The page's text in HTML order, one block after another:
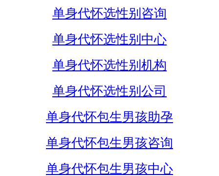
单身代怀选性别咨询
单身代怀选性别中心
单身代怀选性别机构
单身代怀选性别公司
单身代怀包生男孩助孕
单身代怀包生男孩咨询
单身代怀包生男孩中心